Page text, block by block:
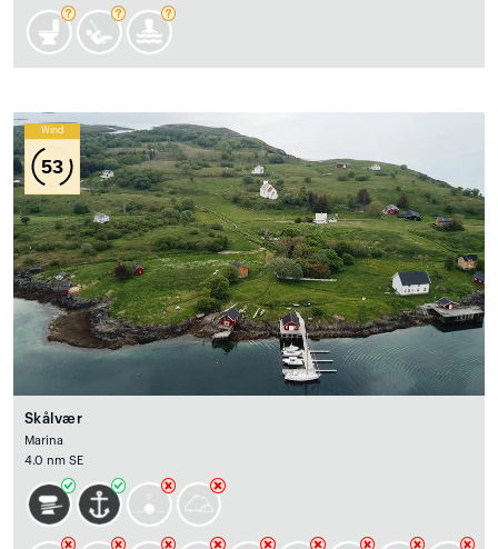
Wind
53
Skålvær
Marina
4.0 nm SE